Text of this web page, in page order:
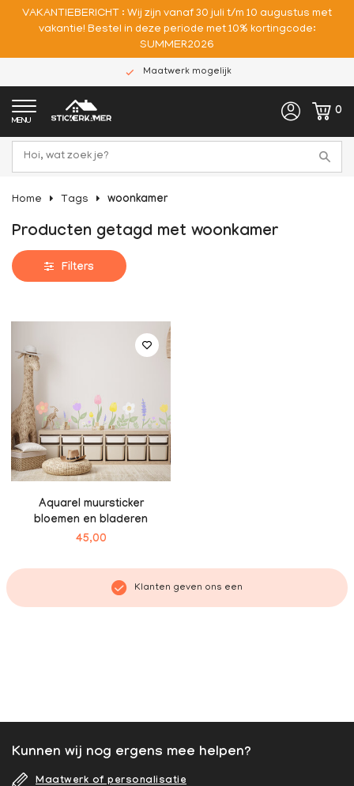
VAKANTIEBERICHT : Wij zijn vanaf 30 juli t/m 10 augustus met
vakantie! Bestel in deze periode met 10% kortingcode:
SUMMER2026
Maatwerk mogelijk
MENU
0
Home Tags woonkamer
Producten getagd met woonkamer
Filters
Aquarel muursticker
bloemen en bladeren
45,00
Klanten geven ons een
Kunnen wij nog ergens mee helpen?
Maatwerk of personalisatie